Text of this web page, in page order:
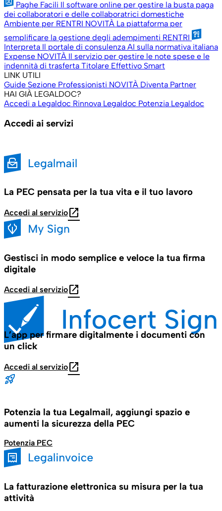
Paghe Facili Il software online per gestire la busta paga
dei collaboratori e delle collaboratrici domestiche
Ambiente per RENTRI NOVITÀ La piattaforma per
semplificare la gestione degli adempimenti RENTRI
Interpreta Il portale di consulenza AI sulla normativa italiana
Expense NOVITÀ Il servizio per gestire le note spese e le
indennità di trasferta Titolare Effettivo Smart
LINK UTILI
Guide Sezione Professionisti NOVITÀ Diventa Partner
HAI GIÀ LEGALDOC?
Accedi a Legaldoc Rinnova Legaldoc Potenzia Legaldoc
Accedi ai servizi
La PEC pensata per la tua vita e il tuo lavoro
Accedi al servizioopen_in_new
Gestisci in modo semplice e veloce la tua firma
digitale
Accedi al servizioopen_in_new
L’app per firmare digitalmente i documenti con
un click
Accedi al servizioopen_in_new
Potenzia la tua Legalmail, aggiungi spazio e
aumenti la sicurezza della PEC
Potenzia PEC
La fatturazione elettronica su misura per la tua
attività